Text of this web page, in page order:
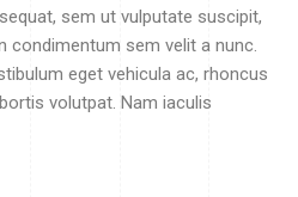
sem ut vulputate suscipit,
condimentum sem velit a nunc.
eget vehicula ac, rhoncus
volutpat. Nam iaculis